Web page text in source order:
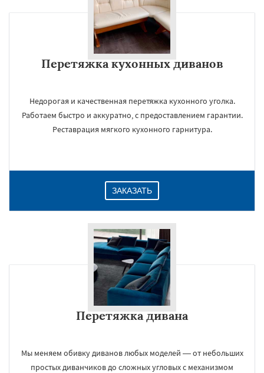
Перетяжка кухонных диванов
Недорогая и качественная перетяжка кухонного уголка.
Работаем быстро и аккуратно, с предоставлением гарантии.
Реставрация мягкого кухонного гарнитура.
ЗАКАЗАТЬ
Перетяжка дивана
Мы меняем обивку диванов любых моделей — от небольших
простых диванчиков до сложных угловых с механизмом